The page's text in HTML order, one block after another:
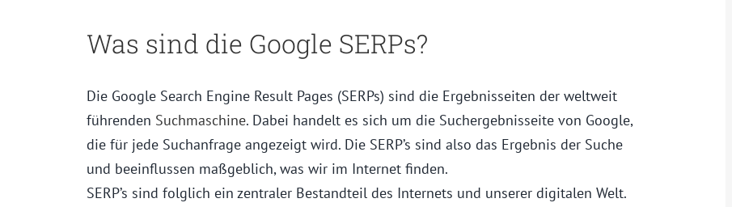
Was sind die Google SERPs?
Die Google Search Engine Result Pages (SERPs) sind die Ergebnisseiten der weltweit
führenden Suchmaschine. Dabei handelt es sich um die Suchergebnisseite von Google,
die für jede Suchanfrage angezeigt wird. Die SERP’s sind also das Ergebnis der Suche
und beeinflussen maßgeblich, was wir im Internet finden.
SERP’s sind folglich ein zentraler Bestandteil des Internets und unserer digitalen Welt.